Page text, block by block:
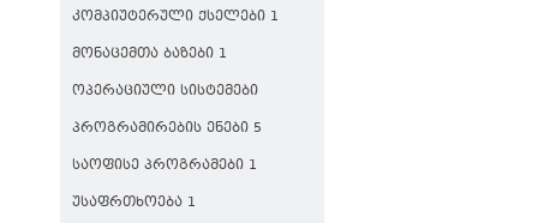
ᲙᲝᲛᲞᲘᲣᲢᲔᲠᲣᲚᲘ ᲥᲡᲔᲚᲔᲑᲘ 1
ᲛᲝᲜᲐᲪᲔᲛᲗᲐ ᲑᲐᲖᲔᲑᲘ 1
ᲝᲞᲔᲠᲐᲪᲘᲣᲚᲘ ᲡᲘᲡᲢᲔᲛᲔᲑᲘ
ᲞᲠᲝᲒᲠᲐᲛᲘᲠᲔᲑᲘᲡ ᲔᲜᲔᲑᲘ 5
ᲡᲐᲝᲤᲘᲡᲔ ᲞᲠᲝᲒᲠᲐᲛᲔᲑᲘ 1
ᲣᲡᲐᲤᲠᲗᲮᲝᲔᲑᲐ 1